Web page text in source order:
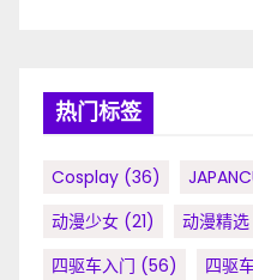
热门标签
Cosplay (36)
动漫少女 (21) 动漫精选
四驱车入门 (56) 四驱